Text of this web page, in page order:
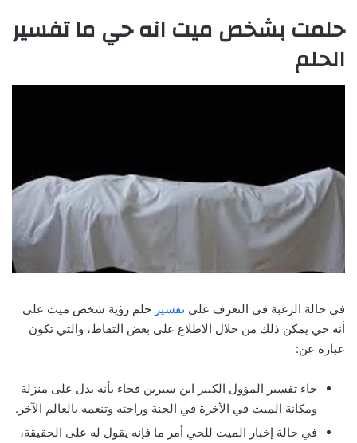
حلمت بشخص ميت انه حي ما تفسير
الحلم
في حالة الرغبة في التعرف على تفسير حلم رؤية شخص ميت على
أنه حي يمكن ذلك من خلال الاطلاع على بعض التقاط، والتي تكون
عبارة عن:
جاء تفسير المؤول الكبير ابن سيرين فجاء بأنه يدل على منزلة
ومكانة الميت في الأخرة في الجنة وراحته وتنعمه بالعالم الآخر.
في حالة إخبار الميت للحي أمر ما فإنه يقول له على الحقيقة،